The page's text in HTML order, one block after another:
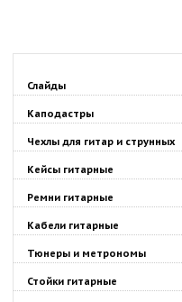
Слайды
Каподастры
Чехлы для гитар и струнных
Кейсы гитарные
Ремни гитарные
Кабели гитарные
Тюнеры и метрономы
Стойки гитарные